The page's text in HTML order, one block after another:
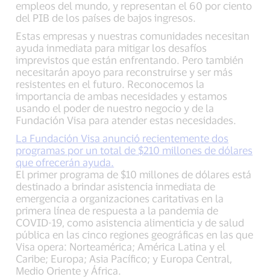
empleos del mundo, y representan el 60 por ciento
del PIB de los países de bajos ingresos.
Estas empresas y nuestras comunidades necesitan
ayuda inmediata para mitigar los desafíos
imprevistos que están enfrentando. Pero también
necesitarán apoyo para reconstruirse y ser más
resistentes en el futuro. Reconocemos la
importancia de ambas necesidades y estamos
usando el poder de nuestro negocio y de la
Fundación Visa para atender estas necesidades.
La Fundación Visa anunció recientemente dos
programas por un total de $210 millones de dólares
que ofrecerán ayuda.
El primer programa de $10 millones de dólares está
destinado a brindar asistencia inmediata de
emergencia a organizaciones caritativas en la
primera línea de respuesta a la pandemia de
COVID-19, como asistencia alimenticia y de salud
pública en las cinco regiones geográficas en las que
Visa opera: Norteamérica; América Latina y el
Caribe; Europa; Asia Pacífico; y Europa Central,
Medio Oriente y África.